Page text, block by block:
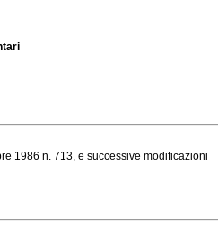
1986 n. 713, e successive modificazioni